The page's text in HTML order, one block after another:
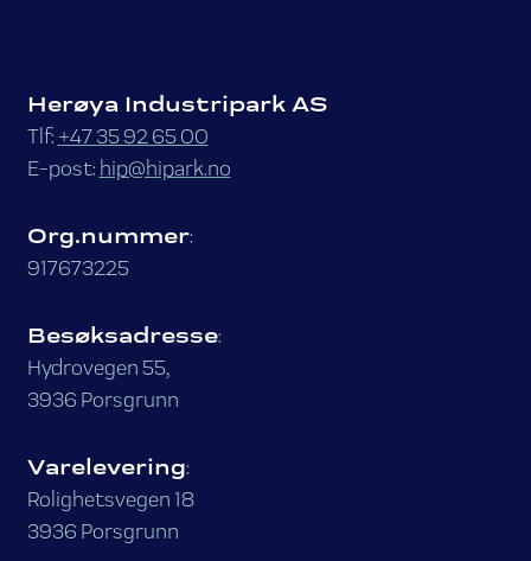
Herøya Industripark AS
Tlf: +47 35 92 65 00
E-post: hip@hipark.no
Org.nummer:
917673225
Besøksadresse:
Hydrovegen 55,
3936 Porsgrunn
Varelevering:
Rolighetsvegen 18
3936 Porsgrunn